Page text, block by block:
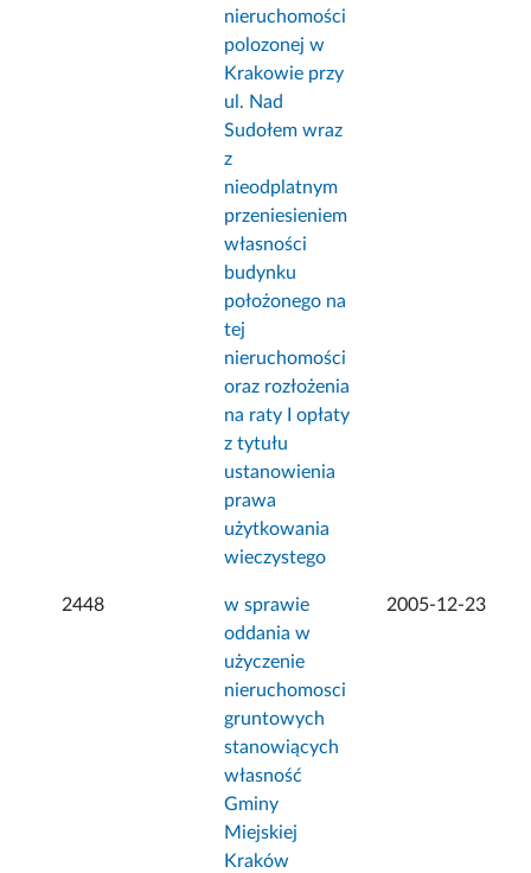
nieruchomości
polozonej w
Krakowie przy
ul. Nad
Sudołem wraz
z
nieodplatnym
przeniesieniem
własności
budynku
położonego na
tej
nieruchomości
oraz rozłożenia
na raty I opłaty
z tytułu
ustanowienia
prawa
użytkowania
wieczystego
2448
w sprawie
oddania w
użyczenie
nieruchomosci
gruntowych
stanowiących
własność
Gminy
Miejskiej
Kraków
2005-12-23